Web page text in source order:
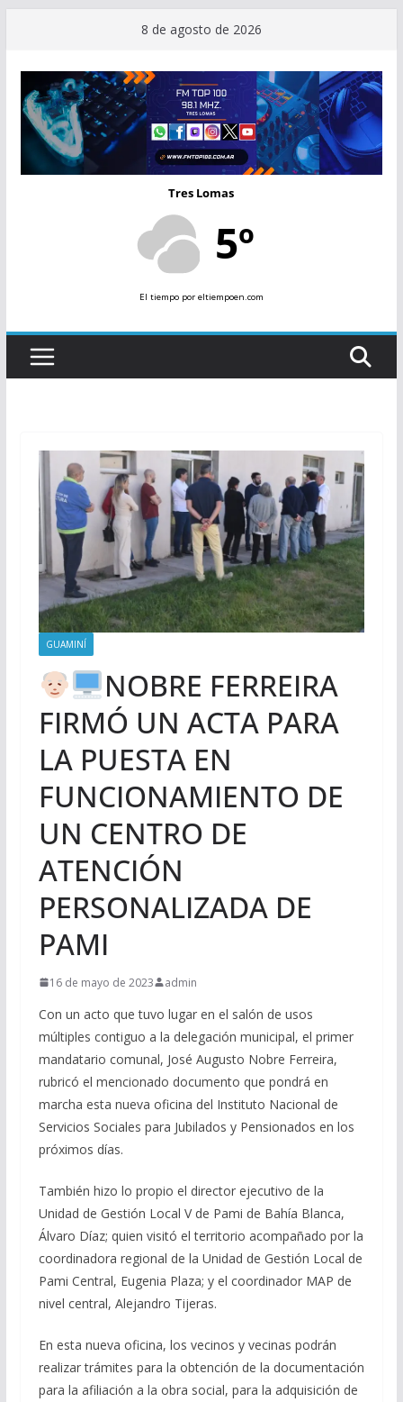
contenido
8 de agosto de 2026
Tres Lomas
5º
El tiempopor eltiempoen.com
GUAMINÍ
NOBRE FERREIRA
FIRMÓ UN ACTA PARA
LA PUESTA EN
FUNCIONAMIENTO DE
UN CENTRO DE
ATENCIÓN
PERSONALIZADA DE
PAMI
16 de mayo de 2023 admin
Con un acto que tuvo lugar en el salón de usos
múltiples contiguo a la delegación municipal, el primer
mandatario comunal, José Augusto Nobre Ferreira,
rubricó el mencionado documento que pondrá en
marcha esta nueva oficina del Instituto Nacional de
Servicios Sociales para Jubilados y Pensionados en los
próximos días.
También hizo lo propio el director ejecutivo de la
Unidad de Gestión Local V de Pami de Bahía Blanca,
Álvaro Díaz; quien visitó el territorio acompañado por la
coordinadora regional de la Unidad de Gestión Local de
Pami Central, Eugenia Plaza; y el coordinador MAP de
nivel central, Alejandro Tijeras.
En esta nueva oficina, los vecinos y vecinas podrán
realizar trámites para la obtención de la documentación
para la afiliación a la obra social, para la adquisición de